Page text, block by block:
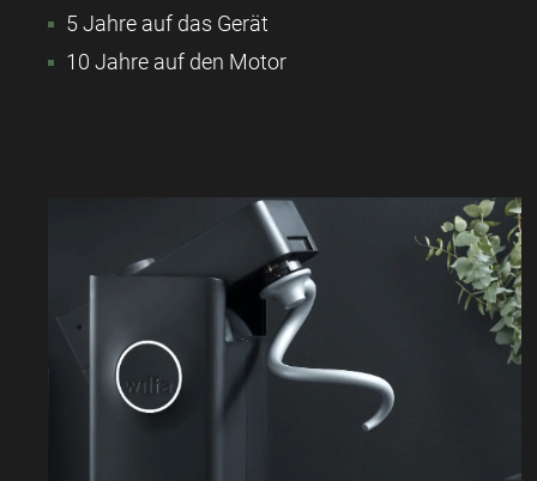
5 Jahre auf das Gerät
10 Jahre auf den Motor